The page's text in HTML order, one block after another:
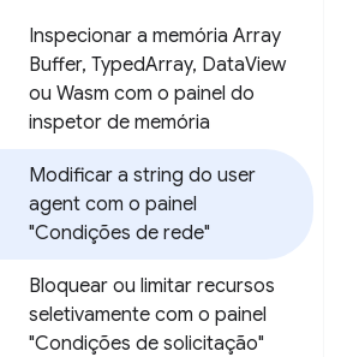
Inspecionar a memória Array
Buffer, TypedArray, DataView
ou Wasm com o painel do
inspetor de memória
Modificar a string do user
agent com o painel
"Condições de rede"
Bloquear ou limitar recursos
seletivamente com o painel
"Condições de solicitação"